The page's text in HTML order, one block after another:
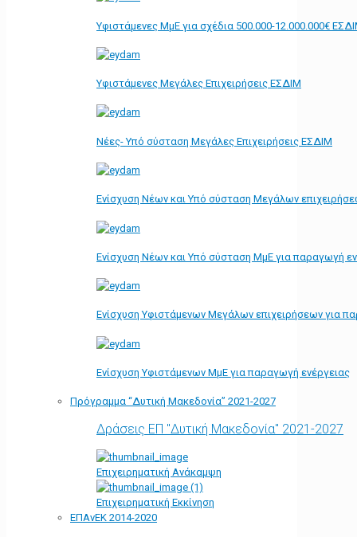
Υφιστάμενες ΜμΕ για σχέδια 500.000-12.000.000€
Υφιστάμενες Μεγάλες Επιχειρήσεις ΕΣΔΙΜ
Νέες- Υπό σύσταση Μεγάλες Επιχειρήσεις ΕΣΔΙΜ
Ενίσχυση Νέων και Υπό σύσταση Μεγάλων
Ενίσχυση Νέων και Υπό σύσταση ΜμΕ για παραγωγή
Ενίσχυση Υφιστάμενων Μεγάλων επιχειρήσεων για
Ενίσχυση Υφιστάμενων ΜμΕ για παραγωγή ενέργειας
Πρόγραμμα “Δυτική Μακεδονία” 2021-2027
Δράσεις ΕΠ "Δυτική Μακεδονία" 2021-2027
Επιχειρηματική Ανάκαμψη
Επιχειρηματική Εκκίνηση
ΕΠΑνΕΚ 2014-2020